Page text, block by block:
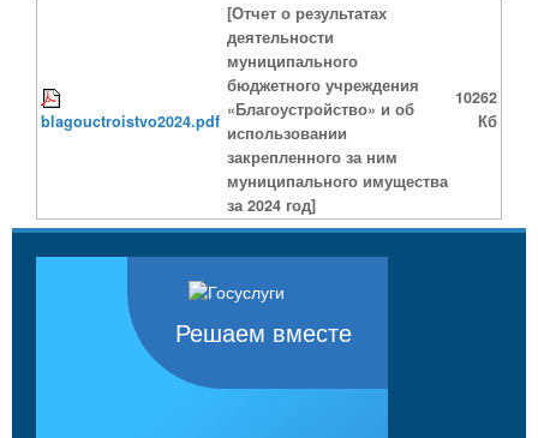
blagouctroistvo2024.pdf
[Отчет о результатах
деятельности
муниципального
бюджетного учреждения
«Благоустройство» и об
использовании
закрепленного за ним
муниципального имущества
за 2024 год]
10262
Кб
Решаем вместе